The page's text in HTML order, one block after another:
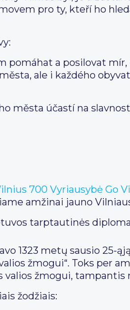
pro ty, kteří ho
pomáhat a posilovat
ale i každého
města účastí na
700 Vyriausybė Go
amžinai jauno
tarptautinės
1323 metų sausio 25-
žmogui“. Toks per
žmogui, tampantis
žodžiais: